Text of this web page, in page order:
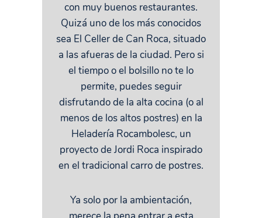
con muy buenos restaurantes.
Quizá uno de los más conocidos
sea El Celler de Can Roca, situado
a las afueras de la ciudad. Pero si
el tiempo o el bolsillo no te lo
permite, puedes seguir
disfrutando de la alta cocina (o al
menos de los altos postres) en la
Heladería Rocambolesc, un
proyecto de Jordi Roca inspirado
en el tradicional carro de postres.
Ya solo por la ambientación,